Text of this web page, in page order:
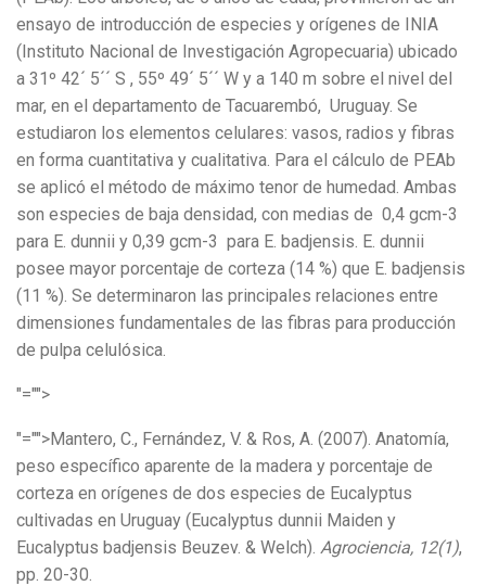
ensayo de introducción de especies y orígenes de INIA
(Instituto Nacional de Investigación Agropecuaria) ubicado
a 31º 42´ 5´´ S , 55º 49´ 5´´ W y a 140 m sobre el nivel del
mar, en el departamento de Tacuarembó, Uruguay. Se
estudiaron los elementos celulares: vasos, radios y fibras
en forma cuantitativa y cualitativa. Para el cálculo de PEAb
se aplicó el método de máximo tenor de humedad. Ambas
son especies de baja densidad, con medias de 0,4 gcm-3
para E. dunnii y 0,39 gcm-3 para E. badjensis. E. dunnii
posee mayor porcentaje de corteza (14 %) que E. badjensis
(11 %). Se determinaron las principales relaciones entre
dimensiones fundamentales de las fibras para producción
de pulpa celulósica.
"="">
"="">Mantero, C., Fernández, V. & Ros, A. (2007). Anatomía,
peso específico aparente de la madera y porcentaje de
corteza en orígenes de dos especies de Eucalyptus
cultivadas en Uruguay (Eucalyptus dunnii Maiden y
Eucalyptus badjensis Beuzev. & Welch). Agrociencia, 12(1),
pp. 20-30.